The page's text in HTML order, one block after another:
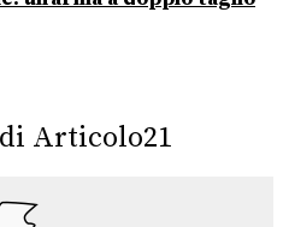
Articolo21